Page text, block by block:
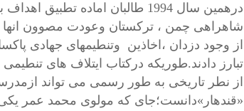
درهمین سال 1994 طالبان اماده
شاهراهی چمن ، ترکستان وعودت مصوون انها
از وجود دزدان ،اخاذین وتنطیمهای جهادی
تبارز دادند.طوریکه درکتاب ایتلاف های
از نطر تاریخی به طور رسمی می تواند
«قندهار»دانست؛جای که مولوی محمد عمر